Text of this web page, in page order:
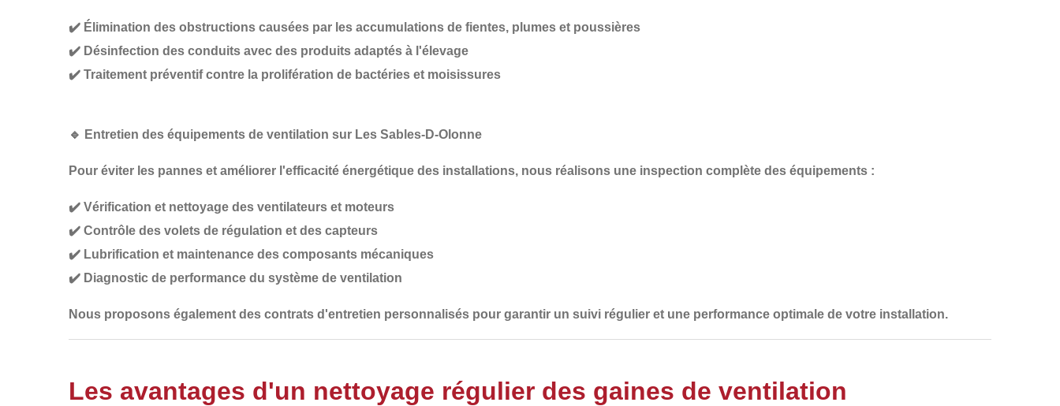
✔️ Élimination des obstructions causées par les accumulations de fientes, plumes et poussières
✔️ Désinfection des conduits avec des produits adaptés à l'élevage
✔️ Traitement préventif contre la prolifération de bactéries et moisissures
🔹 Entretien des équipements de ventilation sur Les Sables-D-Olonne
Pour éviter les pannes et améliorer l'efficacité énergétique des installations, nous réalisons une inspection complète des équipements :
✔️ Vérification et nettoyage des ventilateurs et moteurs
✔️ Contrôle des volets de régulation et des capteurs
✔️ Lubrification et maintenance des composants mécaniques
✔️ Diagnostic de performance du système de ventilation
Nous proposons également des contrats d'entretien personnalisés pour garantir un suivi régulier et une performance optimale de votre installation.
Les avantages d'un nettoyage régulier des gaines de ventilation